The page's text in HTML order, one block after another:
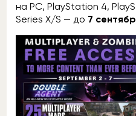
на PC, PlayStation 4,
Series X/S — до 7